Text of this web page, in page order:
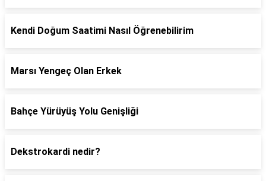
Kendi Doğum Saatimi Nasıl Öğrenebilirim
Marsı Yengeç Olan Erkek
Bahçe Yürüyüş Yolu Genişliği
Dekstrokardi nedir?